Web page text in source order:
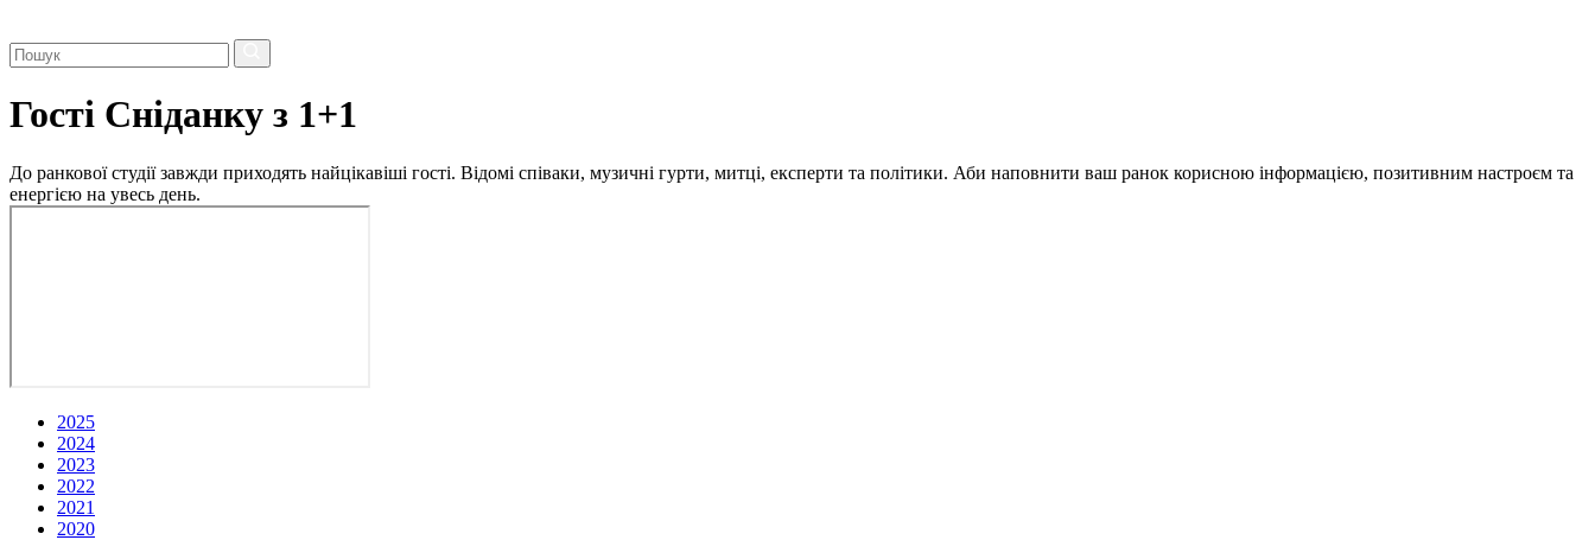
Гості Сніданку з 1+1
До ранкової студії завжди приходять найцікавіші гості. Відомі співаки, музичні гурти, митці, експерти та політики. Аби наповнити ваш ранок корисною інформацією, позитивним настроєм та
енергією на увесь день.
2025
2024
2023
2022
2021
2020